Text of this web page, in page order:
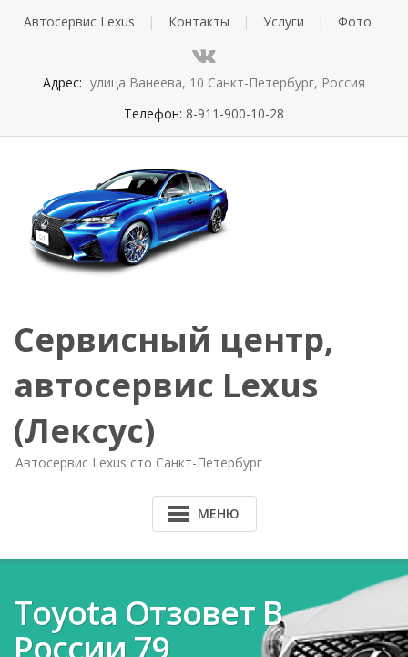
Автосервис Lexus Контакты Услуги Фото
Адрес: улица Ванеева, 10 Санкт-Петербург, Россия
Телефон: 8-911-900-10-28
Сервисный центр,
автосервис Lexus
(Лексус)
Автосервис Lexus сто Санкт-Петербург
МЕНЮ
Toyota Отзовет В